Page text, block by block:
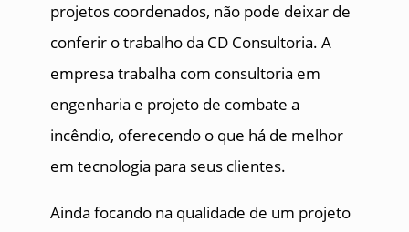
projetos coordenados, não pode deixar de
conferir o trabalho da CD Consultoria. A
empresa trabalha com consultoria em
engenharia e projeto de combate a
incêndio, oferecendo o que há de melhor
em tecnologia para seus clientes.
Ainda focando na qualidade de um projeto